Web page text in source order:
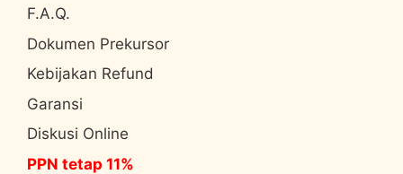
F.A.Q.
Dokumen Prekursor
Kebijakan Refund
Garansi
Diskusi Online
PPN tetap 11%